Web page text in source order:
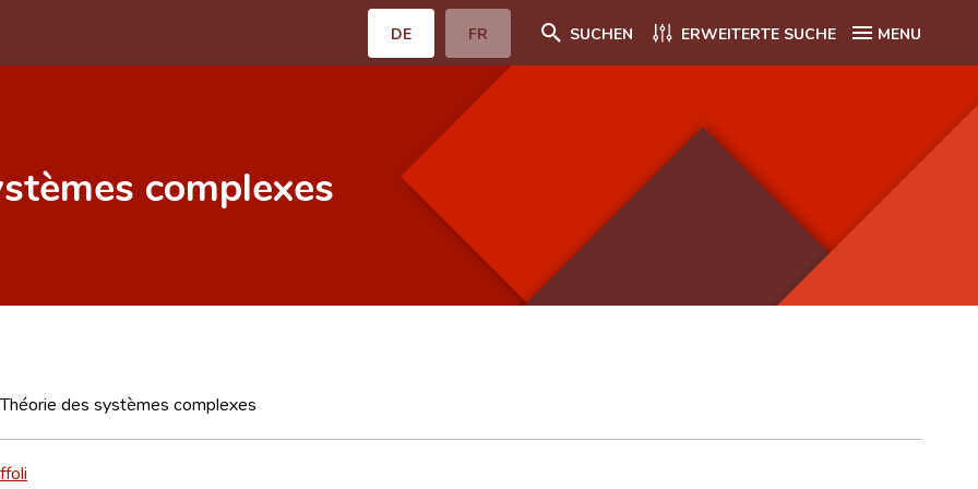
DE FR SUCHEN ERWEITERTE SUCHE MENU
complexes
des systèmes complexes